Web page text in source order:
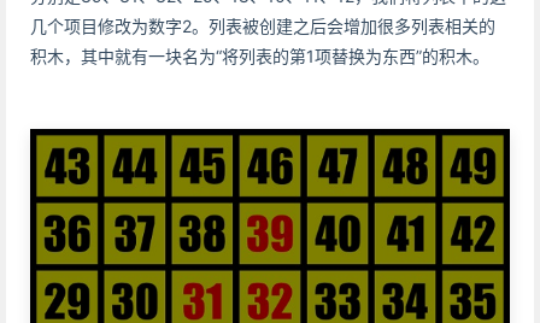
几个项目修改为数字2。列表被创建之后会增加很多列表相关的
积木，其中就有一块名为“将列表的第1项替换为东西”的积木。